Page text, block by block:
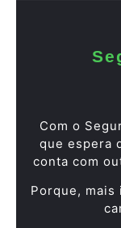
Com o
que espera
conta com
Porque,